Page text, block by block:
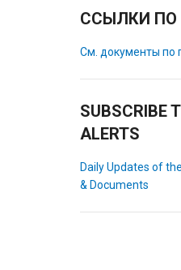
ССЫЛКИ ПО
См. документы по
SUBSCRIBE
ALERTS
Daily Updates of
& Documents